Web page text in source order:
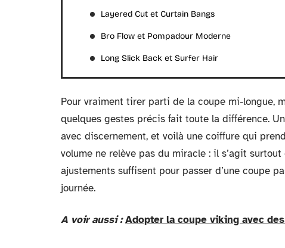
Layered Cut et Curtain Bangs
Bro Flow et Pompadour Moderne
Long Slick Back et Surfer Hair
Pour vraiment tirer parti de la coupe mi-longue,
quelques gestes précis fait toute la différence.
avec discernement, et voilà une coiffure qui
volume ne relève pas du miracle : il s’agit
ajustements suffisent pour passer d’une coupe
journée.
A voir aussi : Adopter la coupe viking avec